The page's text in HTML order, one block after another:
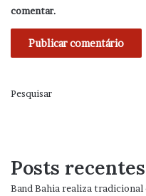
comentar.
Pesquisar
Posts recentes
Band Bahia realiza